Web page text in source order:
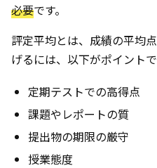
必要です。
評定平均とは、成績の平均
げるには、以下がポイントで
定期テストでの高得点
課題やレポートの質
提出物の期限の厳守
授業態度